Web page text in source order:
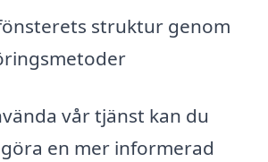
struktur genom
vår tjänst kan du
en mer informerad